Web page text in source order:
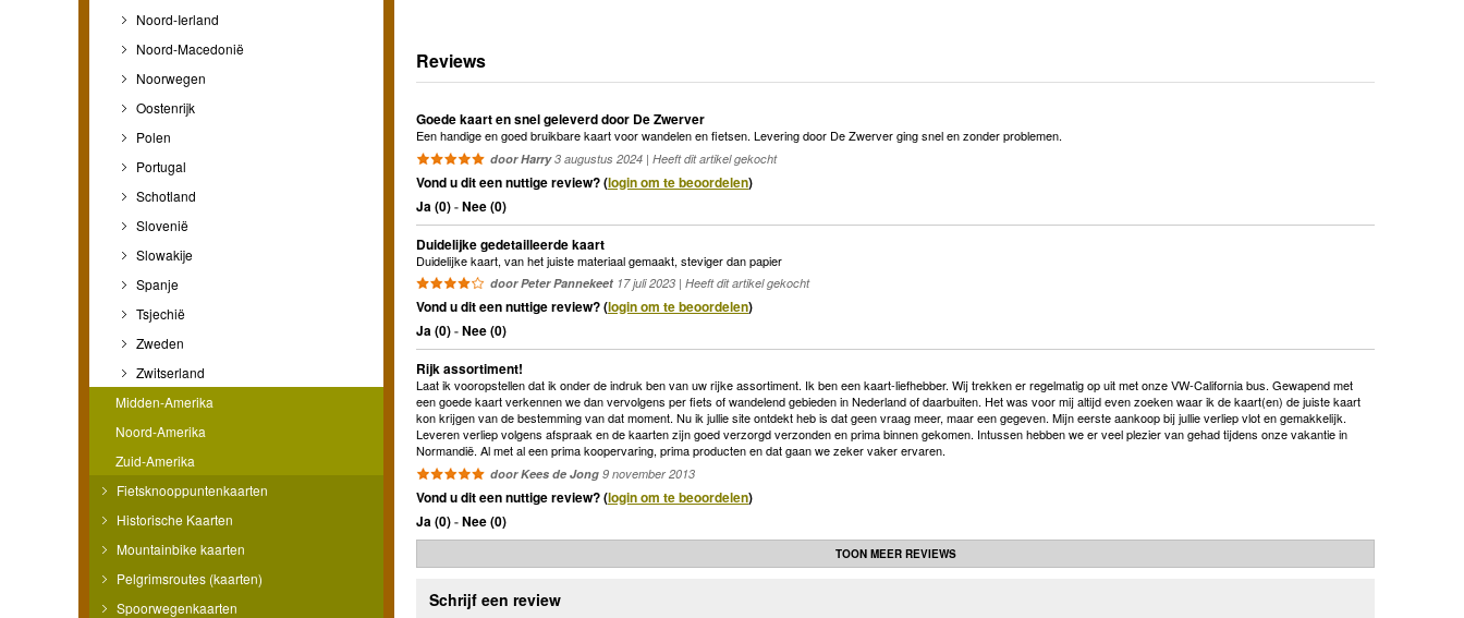
Noord-Ierland
Noord-Macedonië
Noorwegen
Oostenrijk
Polen
Portugal
Schotland
Slovenië
Slowakije
Spanje
Tsjechië
Zweden
Zwitserland
Midden-Amerika
Noord-Amerika
Zuid-Amerika
Fietsknooppuntenkaarten
Historische Kaarten
Mountainbike kaarten
Pelgrimsroutes (kaarten)
Spoorwegenkaarten
Reviews
Goede kaart en snel geleverd door De Zwerver
Een handige en goed bruikbare kaart voor wandelen en fietsen. Levering door De Zwerver ging snel en zonder problemen.
door Harry3 augustus 2024 | Heeft dit artikel gekocht
Vond u dit een nuttige review? (login om te beoordelen)
Ja (0)-Nee (0)
Duidelijke gedetailleerde kaart
Duidelijke kaart, van het juiste materiaal gemaakt, steviger dan papier
door Peter Pannekeet 17 juli 2023 | Heeft dit artikel gekocht
Vond u dit een nuttige review? (login om te beoordelen)
Ja (0)-Nee (0)
Rijk assortiment!
Laat ik vooropstellen dat ik onder de indruk ben van uw rijke assortiment. Ik ben een kaart-liefhebber. Wij trekken er regelmatig op uit met onze VW-California bus. Gewapend met
een goede kaart verkennen we dan vervolgens per fiets of wandelend gebieden in Nederland of daarbuiten. Het was voor mij altijd even zoeken waar ik de kaart(en) de juiste kaart
kon krijgen van de bestemming van dat moment. Nu ik jullie site ontdekt heb is dat geen vraag meer, maar een gegeven. Mijn eerste aankoop bij jullie verliep vlot en gemakkelijk.
Leveren verliep volgens afspraak en de kaarten zijn goed verzorgd verzonden en prima binnen gekomen. Intussen hebben we er veel plezier van gehad tijdens onze vakantie in
Normandië. Al met al een prima koopervaring, prima producten en dat gaan we zeker vaker ervaren.
door Kees de Jong 9 november 2013
Vond u dit een nuttige review? (login om te beoordelen)
Ja (0)-Nee (0)
TOON MEER REVIEWS
Schrijf een review